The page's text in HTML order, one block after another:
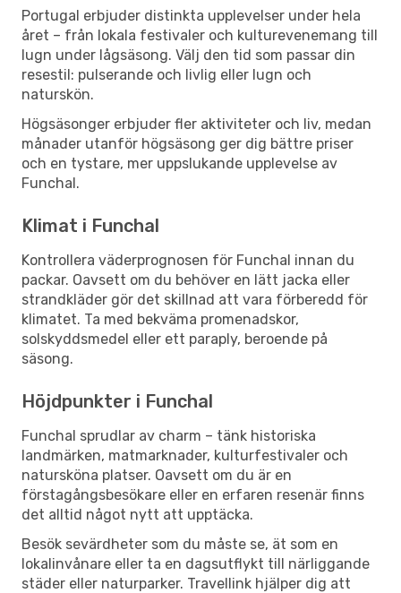
Portugal erbjuder distinkta upplevelser under hela
året – från lokala festivaler och kulturevenemang till
lugn under lågsäsong. Välj den tid som passar din
resestil: pulserande och livlig eller lugn och
naturskön.
Högsäsonger erbjuder fler aktiviteter och liv, medan
månader utanför högsäsong ger dig bättre priser
och en tystare, mer uppslukande upplevelse av
Funchal.
Klimat i Funchal
Kontrollera väderprognosen för Funchal innan du
packar. Oavsett om du behöver en lätt jacka eller
strandkläder gör det skillnad att vara förberedd för
klimatet. Ta med bekväma promenadskor,
solskyddsmedel eller ett paraply, beroende på
säsong.
Höjdpunkter i Funchal
Funchal sprudlar av charm – tänk historiska
landmärken, matmarknader, kulturfestivaler och
natursköna platser. Oavsett om du är en
förstagångsbesökare eller en erfaren resenär finns
det alltid något nytt att upptäcka.
Besök sevärdheter som du måste se, ät som en
lokalinvånare eller ta en dagsutflykt till närliggande
städer eller naturparker. Travellink hjälper dig att